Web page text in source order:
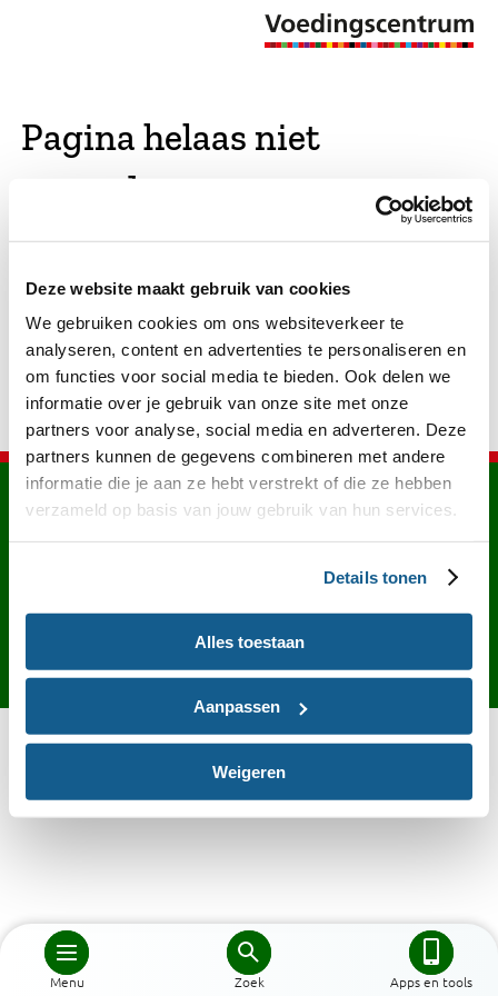
Deze website maakt gebruik van cookies
We gebruiken cookies om ons websiteverkeer te
analyseren, content en advertenties te personaliseren en
om functies voor social media te bieden. Ook delen we
informatie over je gebruik van onze site met onze
partners voor analyse, social media en adverteren. Deze
partners kunnen de gegevens combineren met andere
informatie die je aan ze hebt verstrekt of die ze hebben
verzameld op basis van jouw gebruik van hun services.
Details tonen
Alles toestaan
Aanpassen
Weigeren
Menu Zoek Apps en tools
Pagina helaas niet
gevonden
hebben gekeken of er vergelijkbare pagina's
bestaan. Als dat zo is, dan zie je die hier.
Contact English Privacy
Cookies
Toegankelijkheid
Desktop site